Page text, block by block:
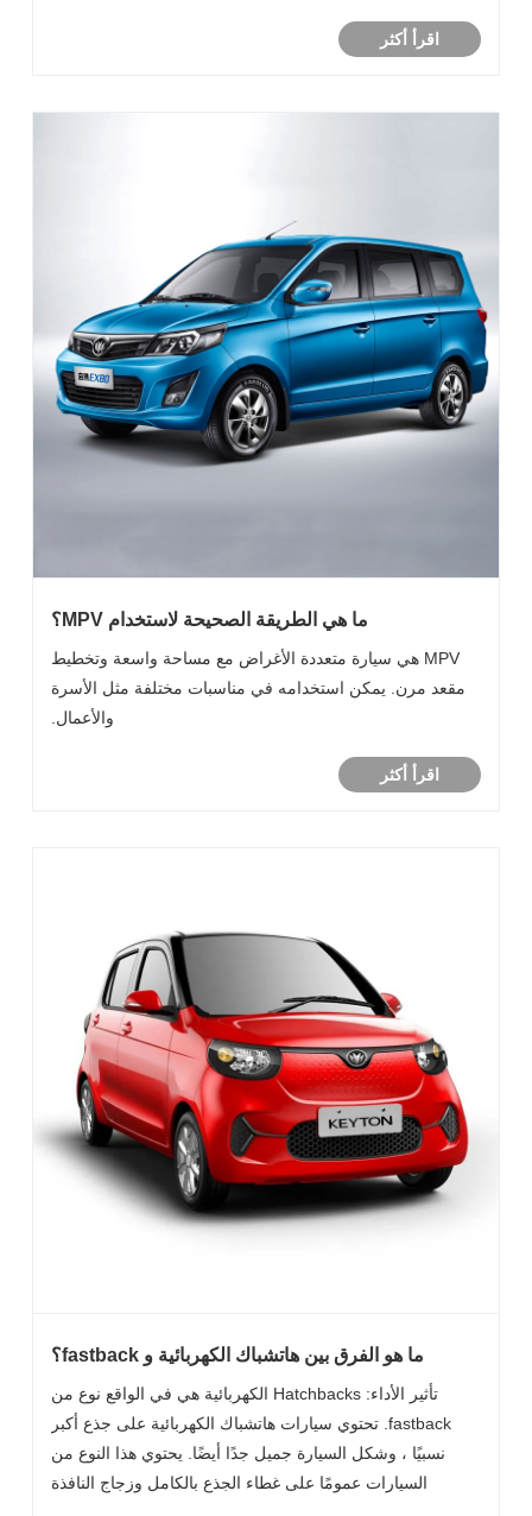
اقرأ أكثر
ما هي الطريقة الصحيحة لاستخدام MPV؟
MPV هي سيارة متعددة الأغراض مع مساحة واسعة وتخطيط
مقعد مرن. يمكن استخدامه في مناسبات مختلفة مثل الأسرة
والأعمال.
اقرأ أكثر
ما هو الفرق بين هاتشباك الكهربائية و fastback؟
تأثير الأداء: Hatchbacks الكهربائية هي في الواقع نوع من
fastback. تحتوي سيارات هاتشباك الكهربائية على جذع أكبر
نسبيًا ، وشكل السيارة جميل جدًا أيضًا. يحتوي هذا النوع من
السيارات عمومًا على غطاء الجذع بالكامل وزجاج النافذة